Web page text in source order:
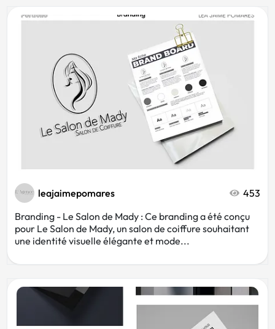
leajaimepomares
453
Branding - Le Salon de Mady : Ce branding a été conçu
pour Le Salon de Mady, un salon de coiffure souhaitant
une identité visuelle élégante et mode...